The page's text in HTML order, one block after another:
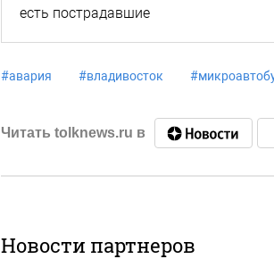
есть пострадавшие
#авария #владивосток #
Читать tolknews.ru в
Новости партнеров